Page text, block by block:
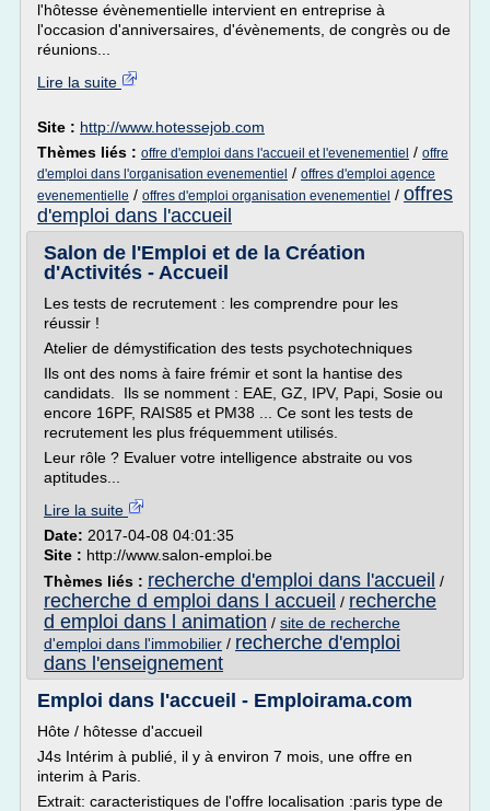
l'hôtesse évènementielle intervient en entreprise à
l'occasion d'anniversaires, d'évènements, de congrès ou de
réunions...
Lire la suite
Site : http://www.hotessejob.com
Thèmes liés : offre d'emploi dans l'accueil et l'evenementiel / offre
d'emploi dans l'organisation evenementiel / offres d'emploi agence
evenementielle / offres d'emploi organisation evenementiel / offres
d'emploi dans l'accueil
Salon de l'Emploi et de la Création
d'Activités - Accueil
Les tests de recrutement : les comprendre pour les
réussir !
Atelier de démystification des tests psychotechniques
Ils ont des noms à faire frémir et sont la hantise des
candidats. Ils se nomment : EAE, GZ, IPV, Papi, Sosie ou
encore 16PF, RAIS85 et PM38 ... Ce sont les tests de
recrutement les plus fréquemment utilisés.
Leur rôle ? Evaluer votre intelligence abstraite ou vos
aptitudes...
Lire la suite
Date: 2017-04-08 04:01:35
Site : http://www.salon-emploi.be
Thèmes liés : recherche d'emploi dans l'accueil /
recherche d emploi dans l accueil / recherche
d emploi dans l animation / site de recherche
d'emploi dans l'immobilier / recherche d'emploi
dans l'enseignement
Emploi dans l'accueil - Emploirama.com
Hôte / hôtesse d'accueil
J4s Intérim à publié, il y à environ 7 mois, une offre en
interim à Paris.
Extrait: caracteristiques de l'offre localisation :paris type de